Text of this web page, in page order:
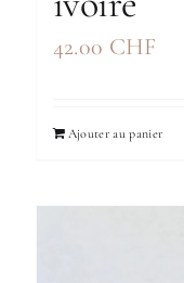
42.00 CHF
Ajouter au panier